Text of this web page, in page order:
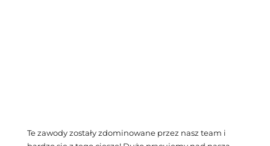
Te zawody zostały zdominowane przez nasz team i